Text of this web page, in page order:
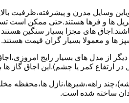
وسایل مدرن و پیشرفته،ظرفیت
ها و فرها هستند.حتی ممکن است
های مجزا بسیار سنگین
ها و معمولا بسیار گران قیمت هستند.
از مدل های بسیار رایج
ارتفاع کمر یا چشم).این اجاق گاز ها
راهه،شیرها،نازل
ساخته شده است.